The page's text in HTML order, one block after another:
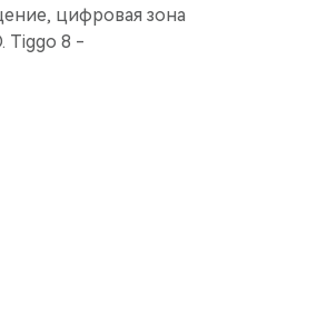
цифровая зона
Tiggo 8 -